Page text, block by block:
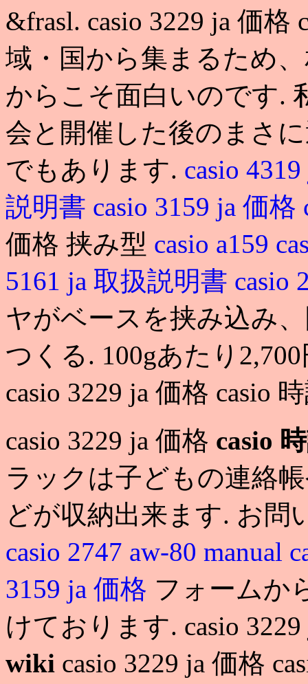
&frasl. casio 3229 ja 価格
域・国から集まるため
からこそ面白いのです.
会と開催した後のまさ
でもあります. casio
説明書 casio 3159 ja 価格
価格 挟み型 casio a159
5161 ja 取扱説明書 casio
ヤがベースを挟み込み
つくる. 100gあたり
casio 3229 ja 価格 casio
casio 3229 ja 価格 casio
ラックは子どもの連絡
どが収納出来ます. お問
casio 2747 aw-80 manual
3159 ja 価格 フォームか
けております. casio
wiki casio 3229 ja 価格